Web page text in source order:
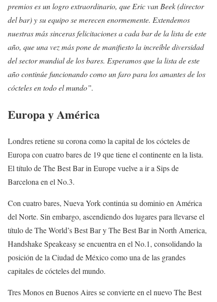
premios es un logro extraordinario, que Eric van Beek (director
del bar) y su equipo se merecen enormemente. Extendemos
nuestras más sinceras felicitaciones a cada bar de la lista de este
año, que una vez más pone de manifiesto la increíble diversidad
del sector mundial de los bares. Esperamos que la lista de este
año continúe funcionando como un faro para los amantes de los
cócteles en todo el mundo”.
Europa y América
Londres retiene su corona como la capital de los cócteles de
Europa con cuatro bares de 19 que tiene el continente en la lista.
El título de The Best Bar in Europe vuelve a ir a Sips de
Barcelona en el No.3.
Con cuatro bares, Nueva York continúa su dominio en América
del Norte. Sin embargo, ascendiendo dos lugares para llevarse el
título de The World’s Best Bar y The Best Bar in North America,
Handshake Speakeasy se encuentra en el No.1, consolidando la
posición de la Ciudad de México como una de las grandes
capitales de cócteles del mundo.
Tres Monos en Buenos Aires se convierte en el nuevo The Best